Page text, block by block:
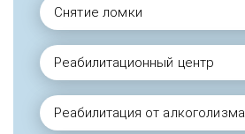
Снятие ломки
Реабилитационный центр
Реабилитация от алкоголизма